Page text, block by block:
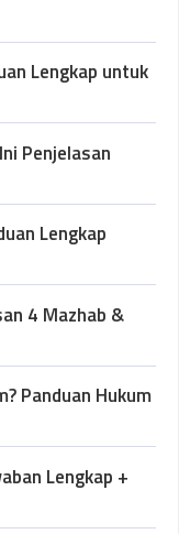
Lengkap untuk
Penjelasan
Lengkap
4 Mazhab &
Panduan Hukum
Lengkap +